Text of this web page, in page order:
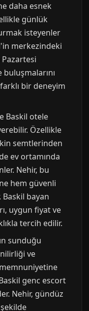
daha esnek
günlük
isteyenler
merkezindeki
bir deneyim
Baskil otele
Özellikle
semtlerinden
ev ortamında
Nehir, bu
hem güvenli
bayan
uygun fiyat ve
tercih edilir.
sunduğu
ve
genc escort
Nehir, gündüz